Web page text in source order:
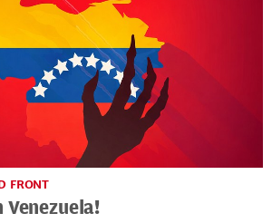
FRONT
Venezuela!